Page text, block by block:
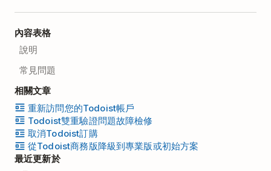
內容表格
說明
常見問題
相關文章
重新訪問您的Todoist帳戶
Todoist雙重驗證問題故障檢修
取消Todoist訂購
從Todoist商務版降級到專業版或初始方案
最近更新於